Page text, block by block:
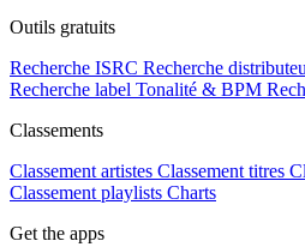
Outils gratuits
Recherche ISRC Recherche
Recherche label Tonalité & BPM
Classements
Classement artistes Classement titres
Classement playlists Charts
Get the apps